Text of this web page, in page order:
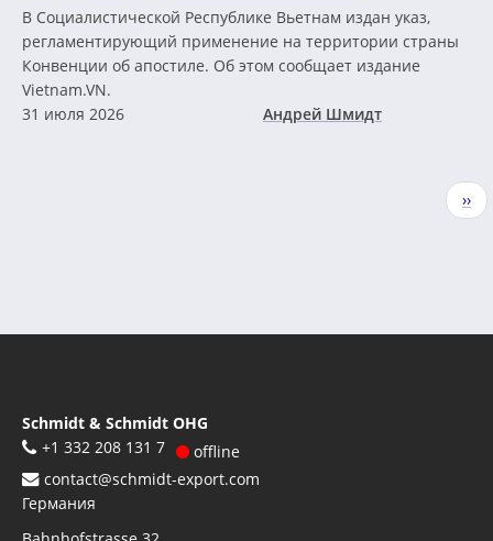
В Социалистической Республике Вьетнам издан указ,
регламентирующий применение на территории страны
Конвенции об апостиле. Об этом сообщает издание
Vietnam.VN.
31 июля 2026
Андрей Шмидт
››
Schmidt & Schmidt OHG
+1 332 208 131 7
offline
contact@schmidt-export.com
Германия